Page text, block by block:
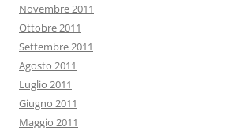
Novembre 2011
Ottobre 2011
Settembre 2011
Agosto 2011
Luglio 2011
Giugno 2011
Maggio 2011